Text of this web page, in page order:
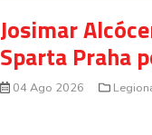
Josimar
Sparta Praha
04 Ago 2026